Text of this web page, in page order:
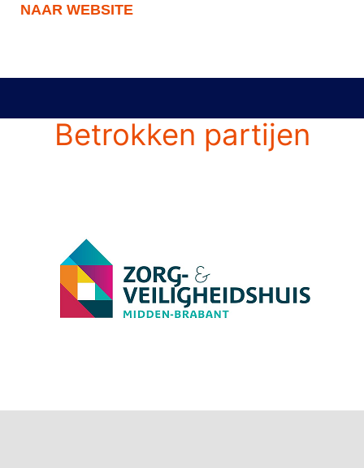
NAAR WEBSITE
Betrokken partijen